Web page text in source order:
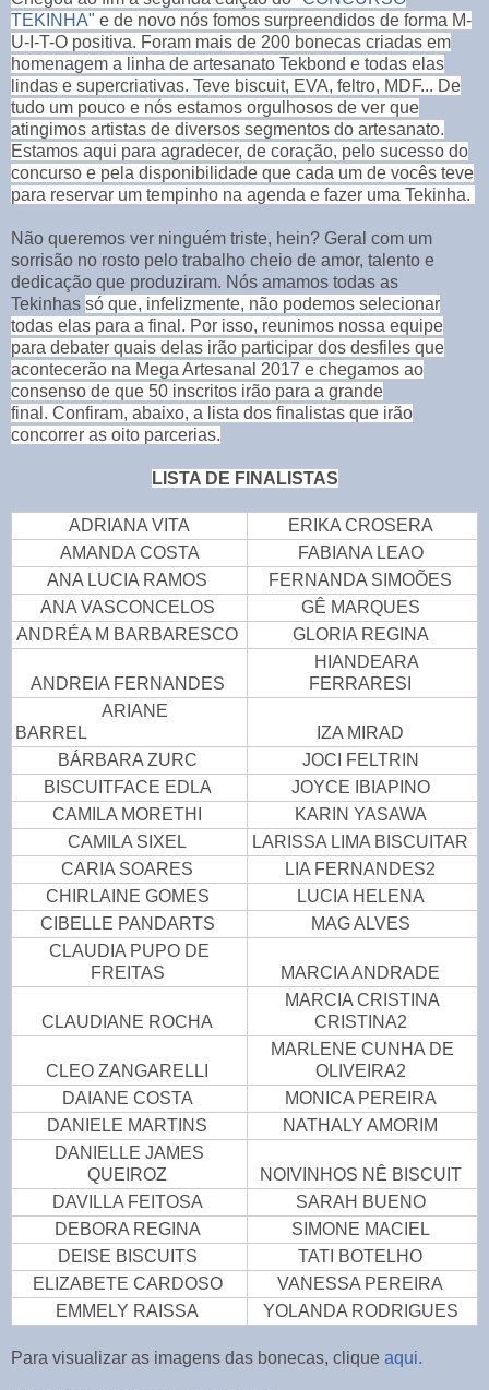
TEKINHA" e de novo nós fomos surpreendidos de forma M-
U-I-T-O positiva. Foram mais de 200 bonecas criadas em
homenagem a linha de artesanato Tekbond e todas elas
lindas e supercriativas. Teve biscuit, EVA, feltro, MDF... De
tudo um pouco e nós estamos orgulhosos de ver que
atingimos artistas de diversos segmentos do artesanato.
Estamos aqui para agradecer, de coração, pelo sucesso do
concurso e pela disponibilidade que cada um de vocês teve
para reservar um tempinho na agenda e fazer uma Tekinha.
Não queremos ver ninguém triste, hein? Geral com um
sorrisão no rosto pelo trabalho cheio de amor, talento e
dedicação que produziram. Nós amamos todas as
Tekinhas só que, infelizmente, não podemos selecionar
todas elas para a final. Por isso, reunimos nossa equipe
para debater quais delas irão participar dos desfiles que
acontecerão na Mega Artesanal 2017 e chegamos ao
consenso de que 50 inscritos irão para a grande
final. Confiram, abaixo, a lista dos finalistas que irão
concorrer as oito parcerias.
LISTA DE FINALISTAS
ADRIANA VITA
ERIKA CROSERA
AMANDA COSTA
FABIANA LEAO
ANA LUCIA RAMOS
FERNANDA SIMOÕES
ANA VASCONCELOS
GÊ MARQUES
ANDRÉA M BARBARESCO
GLORIA REGINA
ANDREIA FERNANDES
HIANDEARA
FERRARESI
ARIANE
BARREL
IZA MIRAD
BÁRBARA ZURC
JOCI FELTRIN
BISCUITFACE EDLA
JOYCE IBIAPINO
CAMILA MORETHI
KARIN YASAWA
CAMILA SIXEL
LARISSA LIMA BISCUITAR
CARIA SOARES
LIA FERNANDES2
CHIRLAINE GOMES
LUCIA HELENA
CIBELLE PANDARTS
MAG ALVES
CLAUDIA PUPO DE
FREITAS
MARCIA ANDRADE
CLAUDIANE ROCHA
MARCIA CRISTINA
CRISTINA2
CLEO ZANGARELLI
MARLENE CUNHA DE
OLIVEIRA2
DAIANE COSTA
MONICA PEREIRA
DANIELE MARTINS
NATHALY AMORIM
DANIELLE JAMES
QUEIROZ
NOIVINHOS NÊ BISCUIT
DAVILLA FEITOSA
SARAH BUENO
DEBORA REGINA
SIMONE MACIEL
DEISE BISCUITS
TATI BOTELHO
ELIZABETE CARDOSO
VANESSA PEREIRA
EMMELY RAISSA
YOLANDA RODRIGUES
Para visualizar as imagens das bonecas, clique aqui.